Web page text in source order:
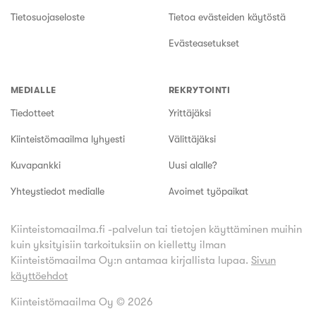
Tietosuojaseloste Tietoa evästeiden käytöstä
Evästeasetukset
MEDIALLE
Tiedotteet
Kiinteistömaailma lyhyesti
Kuvapankki
Yhteystiedot medialle
REKRYTOINTI
Yrittäjäksi
Välittäjäksi
Uusi alalle?
Avoimet työpaikat
Kiinteistomaailma.fi -palvelun tai tietojen käyttäminen muihin
kuin yksityisiin tarkoituksiin on kielletty ilman
Kiinteistömaailma Oy:n antamaa kirjallista lupaa. Sivun
käyttöehdot
Kiinteistömaailma Oy © 2026